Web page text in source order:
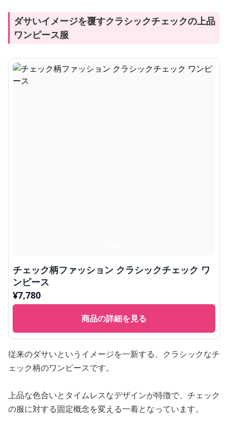
ダサいイメージを覆すクラシックチェックの上品
ワンピース服
チェック柄ファッション クラシックチェック ワ
ンピース
¥7,780
商品の詳細を見る
従来のダサいというイメージを一新する、クラシックなチ
ェック柄のワンピースです。
上品な色合いとタイムレスなデザインが特徴で、チェック
の服に対する固定概念を変える一着となっています。